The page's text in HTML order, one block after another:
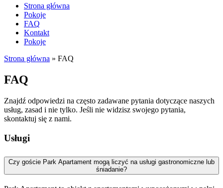
Strona główna
Pokoje
FAQ
Kontakt
Pokoje
Strona główna » FAQ
FAQ
Znajdź odpowiedzi na często zadawane pytania dotyczące naszych
usług, zasad i nie tylko. Jeśli nie widzisz swojego pytania,
skontaktuj się z nami.
Usługi
Czy goście Park Apartament mogą liczyć na usługi gastronomiczne lub
śniadanie?